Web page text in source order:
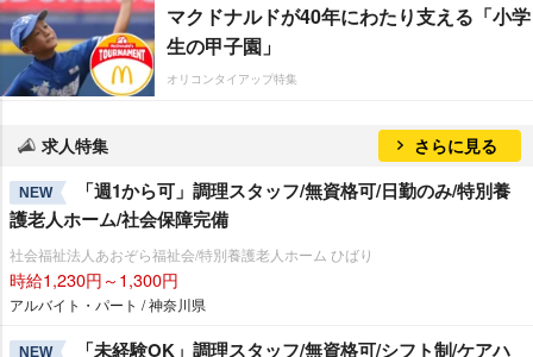
マクドナルドが40年にわたり支える「小学
生の甲子園」
オリコンタイアップ特集
求人特集 さらに見る
NEW
「週1から可」調理スタッフ/無資格可/日勤のみ/特別養
護老人ホーム/社会保障完備
社会福祉法人あおぞら福祉会/特別養護老人ホーム ひばり
時給1,230円～1,300円
アルバイト・パート / 神奈川県
NEW 「未経験OK」調理スタッフ/無資格可/シフト制/ケアハ